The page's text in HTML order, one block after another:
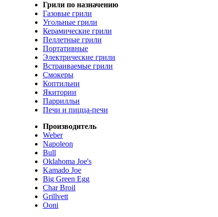
Грили по назначению
Газовые грили
Угольные грили
Керамические грили
Пеллетные грили
Портативные
Электрические грили
Встраиваемые грили
Смокеры
Коптильни
Якитории
Паррилльи
Печи и пицца-печи
Производитель
Weber
Napoleon
Bull
Oklahoma Joe's
Kamado Joe
Big Green Egg
Char Broil
Grillvett
Ooni